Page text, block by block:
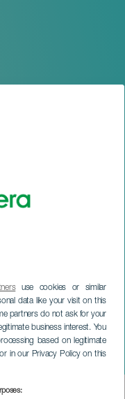
use cookies or similar
data like your visit on this
partners do not ask for your
business interest. You
based on legitimate
in our Privacy Policy on this